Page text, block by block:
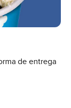
de entrega